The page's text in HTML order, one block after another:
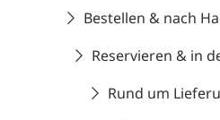
Bestellen & nach
Reservieren & in
Rund um